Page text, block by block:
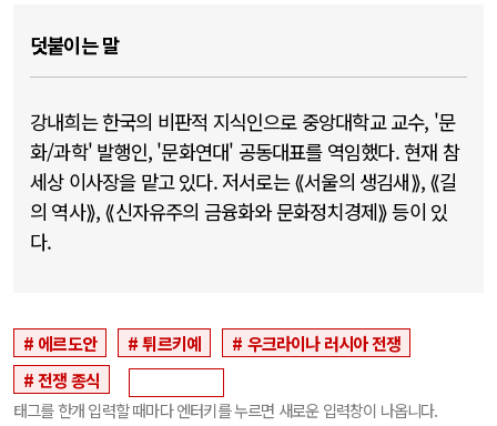
덧붙이는 말
강내희는 한국의 비판적 지식인으로 중앙대학교 교수, '문
화/과학' 발행인, '문화연대' 공동대표를 역임했다. 현재 참
세상 이사장을 맡고 있다. 저서로는 ⟪서울의 생김새⟫, ⟪길
의 역사⟫, ⟪신자유주의 금융화와 문화정치경제⟫ 등이 있
다.
에르도안 튀르키예
우크라이나 러시아 전쟁
전쟁 종식
태그를 한개 입력할 때마다 엔터키를 누르면 새로운 입력창이 나옵니다.